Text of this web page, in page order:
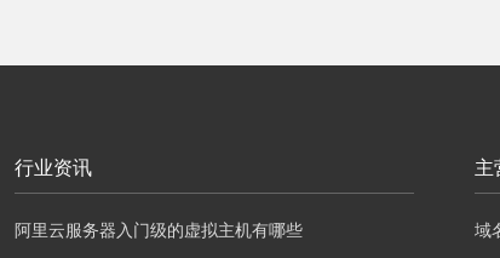
行业资讯
阿里云服务器入门级的虚拟主机有哪些
主
域